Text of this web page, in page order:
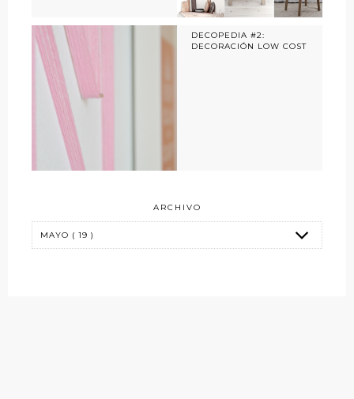
DECOPEDIA #2:
DECORACIÓN LOW COST
ARCHIVO